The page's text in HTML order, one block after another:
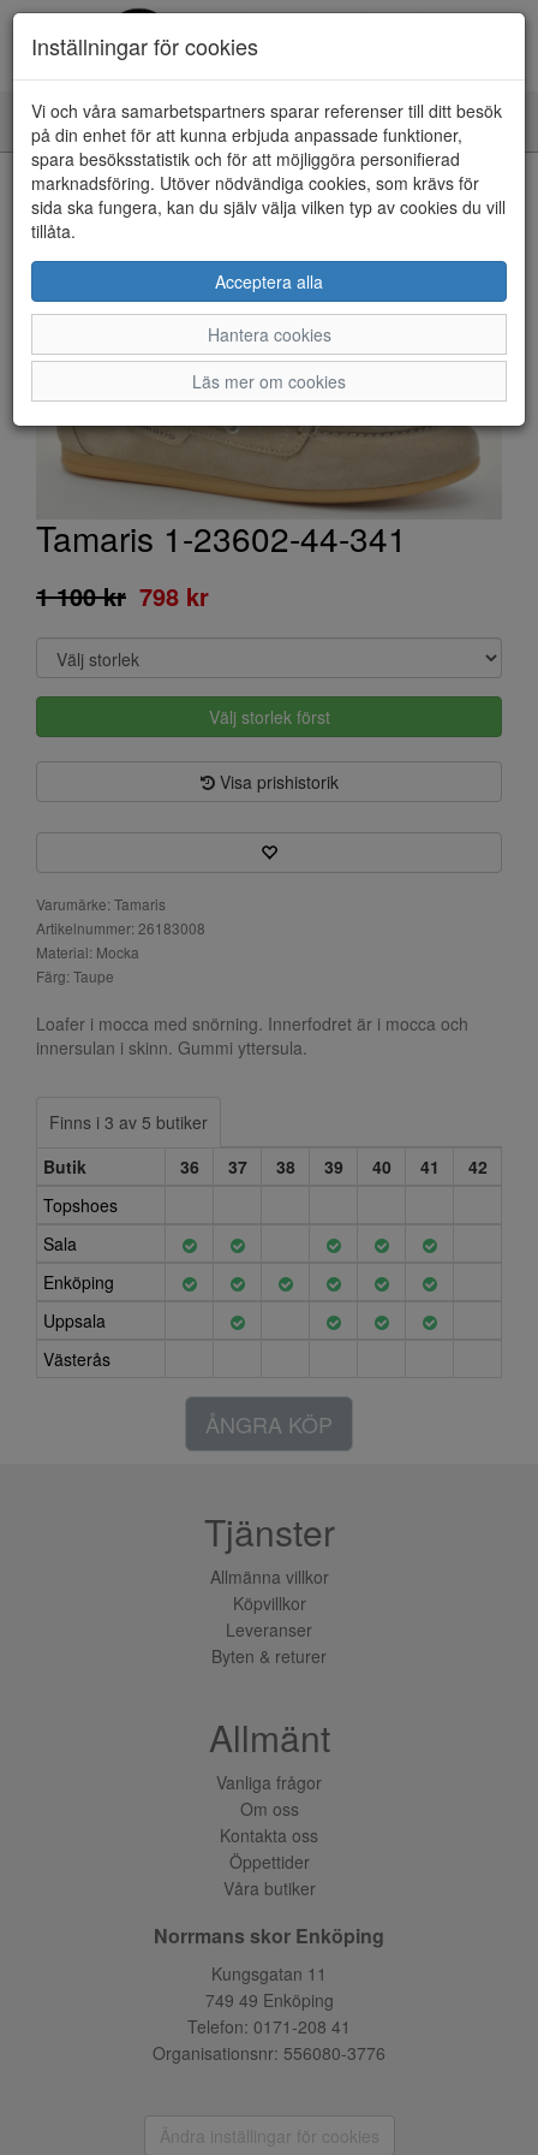
Toggle
navigation
HEM
Tamaris 1-23602-44-341
1 100 kr 798 kr
Välj storlek först
Visa prishistorik
Varumärke: Tamaris
Artikelnummer: 26183008
Material: Mocka
Färg: Taupe
Loafer i mocca med snörning. Innerfodret är i mocca och
innersulan i skinn. Gummi yttersula.
Finns i 3 av 5 butiker
Butik
36 37 38 39 40 41
42
Topshoes
Sala
Enköping
Uppsala
Västerås
ÅNGRA KÖP
Inställningar för cookies
Vi och våra samarbetspartners sparar referenser till ditt besök
på din enhet för att kunna erbjuda anpassade funktioner,
spara besöksstatistik och för att möjliggöra personifierad
marknadsföring. Utöver nödvändiga cookies, som krävs för
sida ska fungera, kan du själv välja vilken typ av cookies du vill
tillåta.
Acceptera alla
Hantera cookies
Läs mer om cookies
Tjänster
Allmänna villkor
Köpvillkor
Leveranser
Byten & returer
Allmänt
Vanliga frågor
Om oss
Kontakta oss
Öppettider
Våra butiker
Norrmans skor Enköping
Kungsgatan 11
749 49 Enköping
Telefon: 0171-208 41
Organisationsnr: 556080-3776
Ändra inställingar för cookies